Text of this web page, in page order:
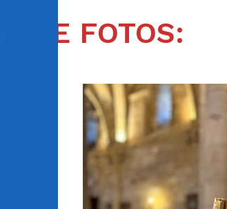
DE FOTOS: